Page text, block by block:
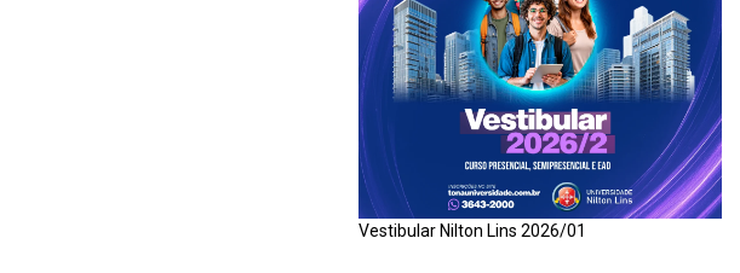
Vestibular Nilton Lins 2026/01